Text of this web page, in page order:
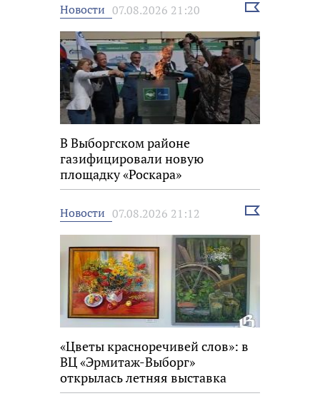
Новости 07.08.2026 21:20
Выбрать
В Выборгском районе
газифицировали новую
площадку «Роскара»
Новости 07.08.2026 21:12
Выбрать
«Цветы красноречивей слов»: в
ВЦ «Эрмитаж-Выборг»
открылась летняя выставка